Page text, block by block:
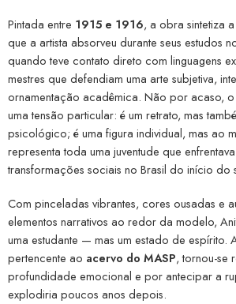
Pintada entre 1915 e 1916, a obra sintetiza
que a artista absorveu durante seus estudos
quando teve contato direto com linguagens
mestres que defendiam uma arte subjetiva,
ornamentação acadêmica. Não por acaso,
uma tensão particular: é um retrato, mas
psicológico; é uma figura individual, mas ao
representa toda uma juventude que
transformações sociais no Brasil do início do
Com pinceladas vibrantes, cores ousadas e
elementos narrativos ao redor da modelo,
uma estudante — mas um estado de espírito.
pertencente ao acervo do MASP, tornou-se
profundidade emocional e por antecipar a
explodiria poucos anos depois.